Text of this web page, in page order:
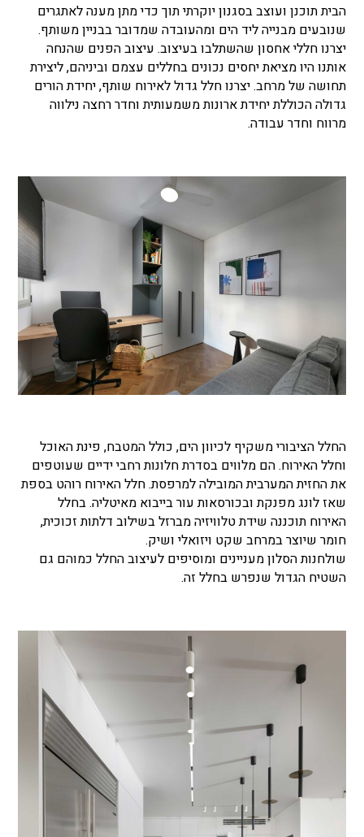
הבית תוכנן ועוצב בסגנון יוקרתי תוך כדי מתן מענה לאתגרים
שנובעים מבנייה ליד הים ומהעובדה שמדובר בבניין משותף.
יצרנו חללי אחסון שהשתלבו בעיצוב. עיצוב הפנים שהנחה
אותנו היו מציאת יחסים נכונים בחללים עצמם וביניהם, ליצירת
תחושה של מרחב. יצרנו חלל גדול לאירוח שותף, יחידת הורים
גדולה הכוללת יחידת ארונות משמעותית וחדר רחצה נילווה
מרווח וחדר עבודה.
החלל הציבורי משקיף לכיוון הים, כולל המטבח, פינת האוכל
וחלל האירוח. הם מלווים בסדרת חלונות רחבי ידיים שעוטפים
את החזית המערבית המובילה למרפסת. חלל האירוח רוהט בספת
שאז לונג מפנקת ובכורסאות עור בייבוא מאיטליה. בחלל
האירוח תוכננה שידת טלוויזיה מברזל בשילוב דלתות זכוכית,
חומר שיוצר במרחב שקט ויזואלי ושיק.
שולחנות הסלון מעניינים ומוסיפים לעיצוב החלל כמוהם גם
השטיח הגדול שנפרש בחלל זה.